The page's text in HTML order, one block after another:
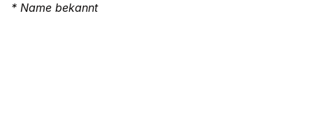
* Name bekannt